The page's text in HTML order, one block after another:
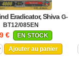
Eradicator, Shiva G-
BT12/085EN
€
EN STOCK
Ajouter au panier